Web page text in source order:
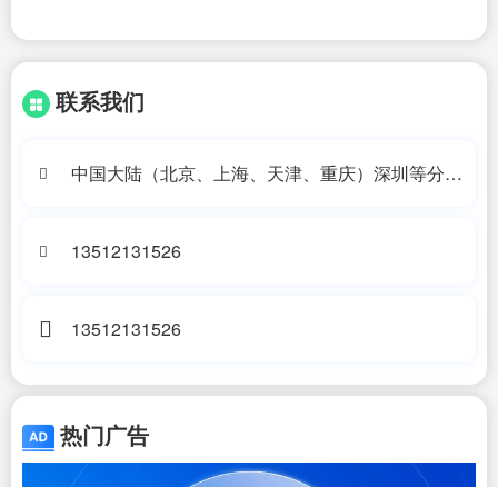
联系我们
中国大陆（北京、上海、天津、重庆）深圳等分公
13512131526
13512131526
热门广告